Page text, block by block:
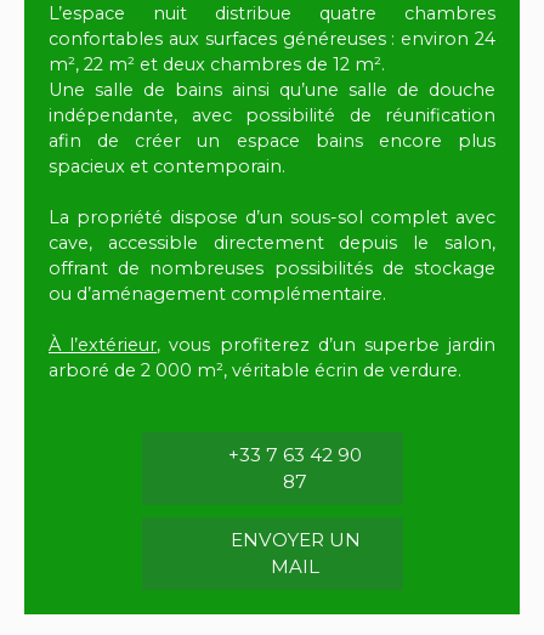
L’espace nuit distribue quatre chambres
confortables aux surfaces généreuses : environ 24
m², 22 m² et deux chambres de 12 m².
Une salle de bains ainsi qu’une salle de douche
indépendante, avec possibilité de réunification
afin de créer un espace bains encore plus
spacieux et contemporain.
La propriété dispose d’un sous-sol complet avec
cave, accessible directement depuis le salon,
offrant de nombreuses possibilités de stockage
ou d’aménagement complémentaire.
À l’extérieur, vous profiterez d’un superbe jardin
arboré de 2 000 m², véritable écrin de verdure.
+33 7 63 42 90
87
ENVOYER UN
MAIL